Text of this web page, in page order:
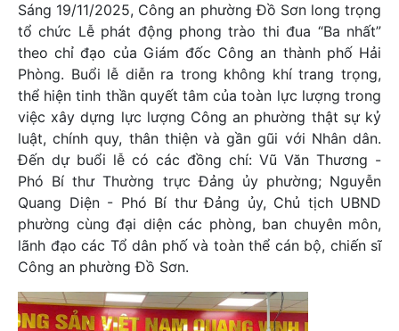
Sáng 19/11/2025, Công an phường Đồ Sơn long trọng
tổ chức Lễ phát động phong trào thi đua “Ba nhất”
theo chỉ đạo của Giám đốc Công an thành phố Hải
Phòng. Buổi lễ diễn ra trong không khí trang trọng,
thể hiện tinh thần quyết tâm của toàn lực lượng trong
việc xây dựng lực lượng Công an phường thật sự kỷ
luật, chính quy, thân thiện và gần gũi với Nhân dân.
Đến dự buổi lễ có các đồng chí: Vũ Văn Thương -
Phó Bí thư Thường trực Đảng ủy phường; Nguyễn
Quang Diện - Phó Bí thư Đảng ủy, Chủ tịch UBND
phường cùng đại diện các phòng, ban chuyên môn,
lãnh đạo các Tổ dân phố và toàn thể cán bộ, chiến sĩ
Công an phường Đồ Sơn.